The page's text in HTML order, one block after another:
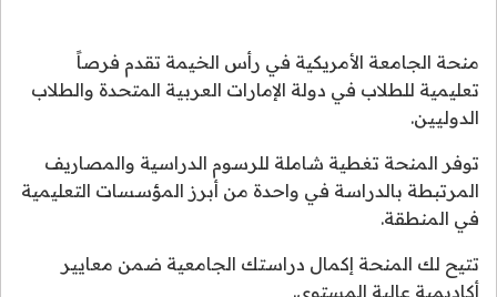
منحة الجامعة الأمريكية في رأس الخيمة تقدم فرصاً
تعليمية للطلاب في دولة الإمارات العربية المتحدة والطلاب
الدوليين.
توفر المنحة تغطية شاملة للرسوم الدراسية والمصاريف
المرتبطة بالدراسة في واحدة من أبرز المؤسسات التعليمية
في المنطقة.
تتيح لك المنحة إكمال دراستك الجامعية ضمن معايير
أكاديمية عالية المستوى.